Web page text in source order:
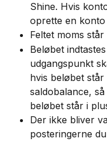
Shine. Hvis
oprette en konto
Feltet moms
Beløbet
udgangspunkt
hvis beløbet
saldobalance,
beløbet står i
Der ikke bliver
posteringerne